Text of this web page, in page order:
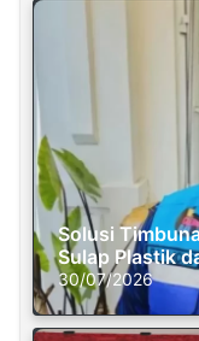
Solusi
Sulap Plastik
30/07/2026